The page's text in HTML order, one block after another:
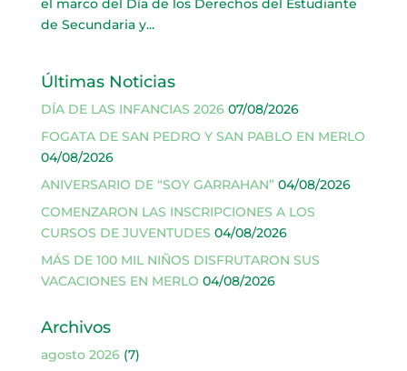
de Secundaria y...
Últimas Noticias
DÍA DE LAS INFANCIAS 2026 07/08/2026
FOGATA DE SAN PEDRO Y SAN PABLO EN MERLO
04/08/2026
ANIVERSARIO DE “SOY GARRAHAN” 04/08/2026
COMENZARON LAS INSCRIPCIONES A LOS
CURSOS DE JUVENTUDES 04/08/2026
MÁS DE 100 MIL NIÑOS DISFRUTARON SUS
VACACIONES EN MERLO 04/08/2026
Archivos
agosto 2026(7)